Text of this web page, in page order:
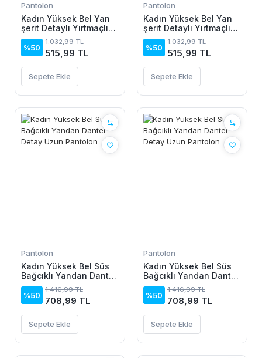
Pantolon
Kadın Yüksek Bel Yan
şerit Detaylı Yırtmaçlı
Viskon Iki Iplik
Pantolon
%50
1.032,99 TL
515,99 TL
Sepete Ekle
Pantolon
Kadın Yüksek Bel Yan
şerit Detaylı Yırtmaçlı
Viskon Iki Iplik
Pantolon
%50
1.032,99 TL
515,99 TL
Sepete Ekle
Pantolon
Kadın Yüksek Bel Süs
Bağcıklı Yandan Dantel
Detay Uzun Pantolon
%50
1.416,99 TL
708,99 TL
Sepete Ekle
Pantolon
Kadın Yüksek Bel Süs
Bağcıklı Yandan Dantel
Detay Uzun Pantolon
%50
1.416,99 TL
708,99 TL
Sepete Ekle